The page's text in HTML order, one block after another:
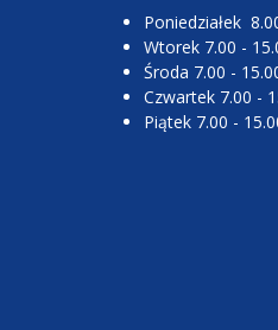
Poniedziałek
Wtorek 7.00 -
Środa 7.00 -
Czwartek 7.00 -
Piątek 7.00 -